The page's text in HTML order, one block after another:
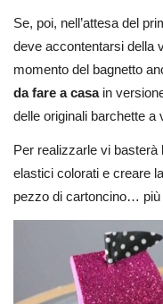
Se, poi, nell’attesa del
deve accontentarsi della
momento del bagnetto
da fare a casain
delle originali barchette a
Per realizzarle vi basterà
elastici colorati e creare
pezzo di cartoncino…